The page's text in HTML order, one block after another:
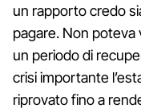
un rapporto credo
pagare. Non poteva
un periodo di
crisi importante
riprovato fino a